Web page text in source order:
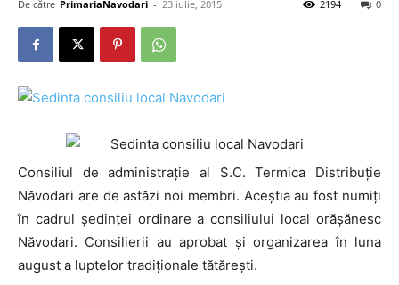
De către PrimariaNavodari - 23 iulie, 2015 0
2194
Consiliul de administrație al S.C. Termica Distribuție
Năvodari are de astăzi noi membri. Aceștia au fost numiți
în cadrul ședinței ordinare a consiliului local orășănesc
Năvodari. Consilierii au aprobat și organizarea în luna
august a luptelor tradiționale tătărești.